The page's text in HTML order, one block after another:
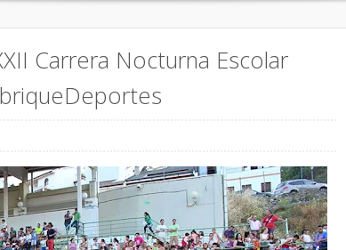
Carrera Nocturna Escolar